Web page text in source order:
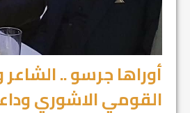
أوراها جرسو ..
القومي الاشوري